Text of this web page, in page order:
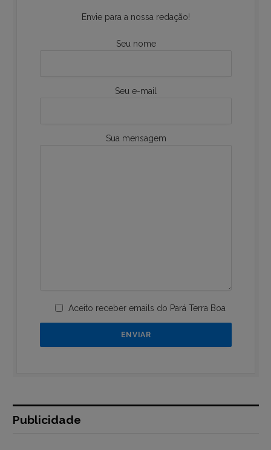
Envie para a nossa redação!
Seu nome
Seu e-mail
Sua mensagem
Aceito receber emails do Pará Terra Boa
Publicidade